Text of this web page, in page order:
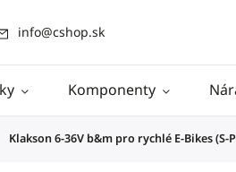
info@cshop.sk
Komponenty
Klakson 6-36V b&m pro rychlé E-Bikes (S-